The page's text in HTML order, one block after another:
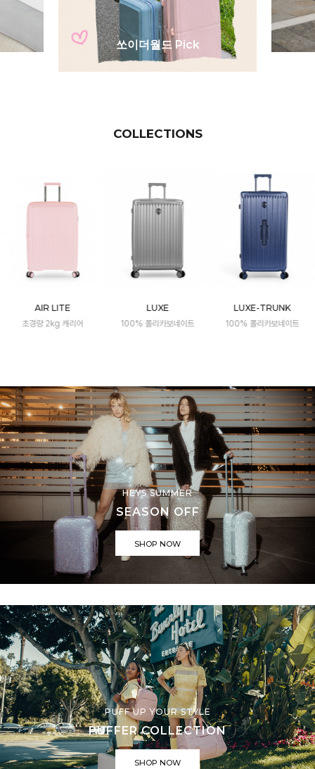
쏘이더월드 Pick
COLLECTIONS
AIR LITE
초경량 2kg 캐리어
LUXE
100% 폴리카보네이트
LUXE-TRUNK
100% 폴리카보네이트
HEYS SUMMER
SEASON OFF
SHOP NOW
PUFF UP YOUR STYLE
PUFFER COLLECTION
SHOP NOW